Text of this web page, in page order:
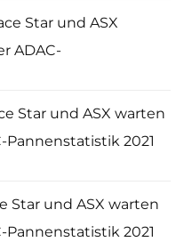
Star und ASX
ADAC-
Star und ASX warten
2021
Star und ASX warten
2021